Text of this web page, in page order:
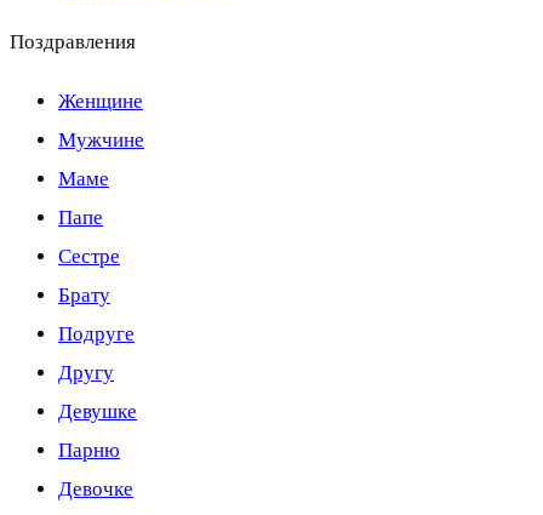
Поздравления
Женщине
Мужчине
Маме
Папе
Сестре
Брату
Подруге
Другу
Девушке
Парню
Девочке